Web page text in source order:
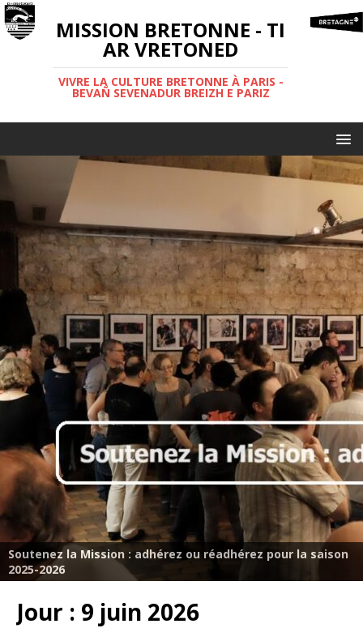
MISSION BRETONNE - TI
AR VRETONED
VIVRE LA CULTURE BRETONNE À PARIS -
BEVAÑ SEVENADUR BREIZH E PARIZ
Soutenez la Mission : adhérez ou réadhérez pour la saison
2025-2026
Jour : 9 juin 2026